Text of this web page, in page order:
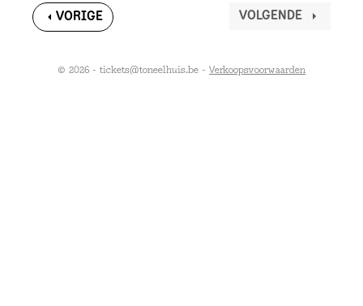
VOLGENDE
VORIGE
© 2026 - tickets@toneelhuis.be - Verkoopsvoorwaarden